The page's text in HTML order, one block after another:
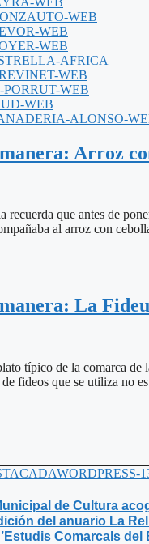
Arroz
recuerda que antes de
al arroz con
La
típico de la comarca de
fideos que se utiliza no
de Cultura
del anuario La
Comarcals del